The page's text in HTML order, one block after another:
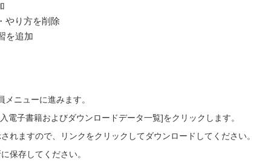
やり方を削除
を追加
ニューに進みます。
電子書籍およびダウンロードデータ一覧]をクリックします。
れますので、リンクをクリックしてダウンロードしてください。
保存してください。